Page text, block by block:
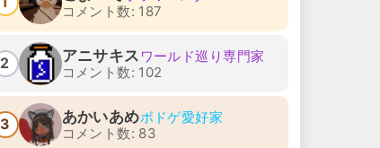
コメント数: 187
2 アニサキス ワールド巡り専門家
コメント数: 102
3 あかいあめボドゲ愛好家
コメント数: 83